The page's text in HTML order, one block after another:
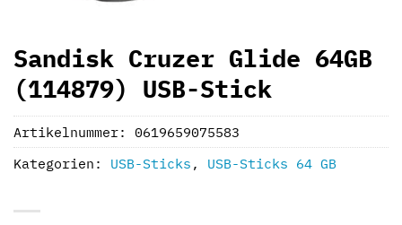
Sandisk Cruzer Glide 64GB
(114879) USB-Stick
Artikelnummer: 0619659075583
Kategorien: USB-Sticks , USB-Sticks 64 GB